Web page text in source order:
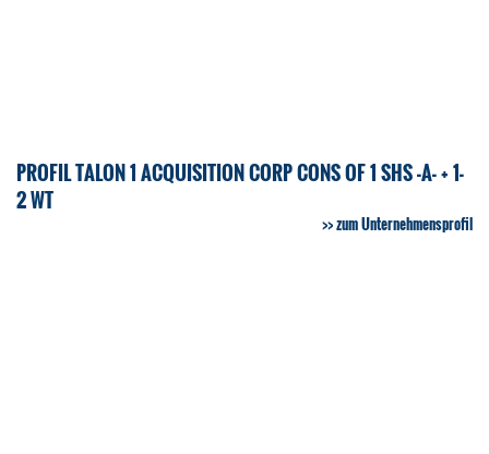
PROFIL TALON 1 ACQUISITION CORP CONS OF 1 SHS -A- + 1-
2 WT
zum Unternehmensprofil